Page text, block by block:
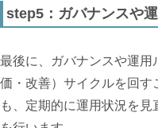
step5：ガバナンスや
最後に、ガバナンスや運
価・改善）サイクルを回
も、定期的に運用状況を